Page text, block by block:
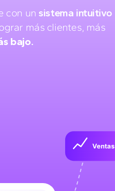
con un sistema intuitivo
más clientes, más
bajo.
Ventas